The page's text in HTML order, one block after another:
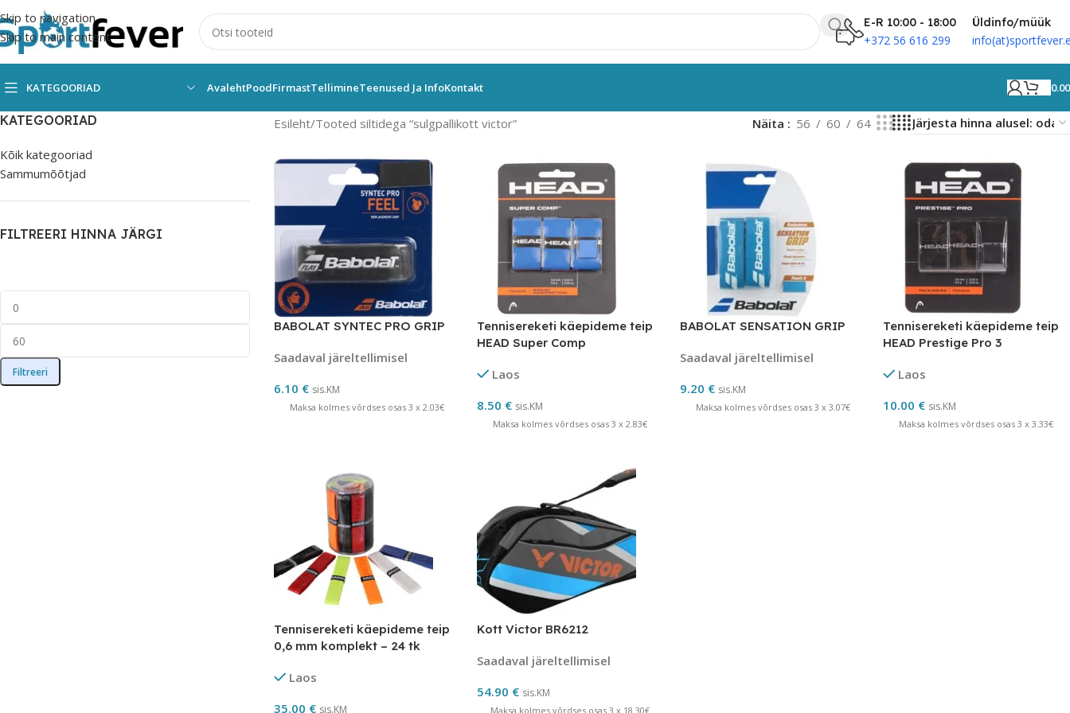
Skip to navigation
Skip to main content
E-R 10:00 - 18:00
+372 56 616 299
Üldinfo/müük
KATEGOORIAD AvalehtPoodFirmastTellimineTeenused Ja InfoKontakt
KATEGOORIAD
Kõik kategooriad
Sammumõõtjad
FILTREERI HINNA JÄRGI
Filtreeri
Esileht Tooted siltidega “sulgpallikott victor” Näita 56 60 64
BABOLAT SYNTEC PRO GRIP
Saadaval järeltellimisel
6.10 € sis.KM
Maksa kolmes võrdses osas 3 x 2.03€
Tennisereketi käepideme teip
HEAD Super Comp
Laos
8.50 € sis.KM
Maksa kolmes võrdses osas 3 x 2.83€
BABOLAT SENSATION GRIP
Saadaval järeltellimisel
9.20 € sis.KM
Maksa kolmes võrdses osas 3 x 3.07€
Tennisereketi käepideme teip
HEAD Prestige Pro 3
Laos
10.00 € sis.KM
Maksa kolmes võrdses osas 3 x 3.33€
Tennisereketi käepideme teip
0,6 mm komplekt – 24 tk
Laos
35.00 € sis.KM
Kott Victor BR6212
Saadaval järeltellimisel
54.90 € sis.KM
Maksa kolmes võrdses osas 3 x 18.30€